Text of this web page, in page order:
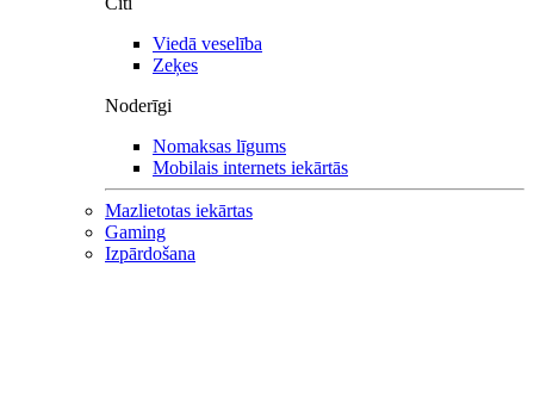
Viedā veselība
Zeķes
Noderīgi
Nomaksas līgums
Mobilais internets iekārtās
Mazlietotas iekārtas
Gaming
Izpārdošana